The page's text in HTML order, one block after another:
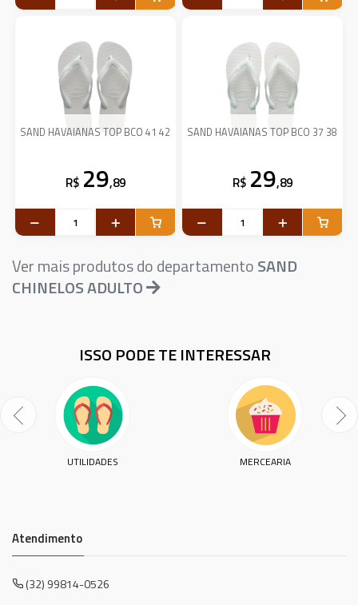
SAND HAVAIANAS TOP BCO 41 42
R$ 29,89
SAND HAVAIANAS TOP BCO 37 38
R$ 29,89
Ver mais produtos do departamentoSAND
CHINELOS ADULTO
ISSO PODE TE INTERESSAR
UTILIDADES MERCEARIA
Atendimento
(32) 99814-0526